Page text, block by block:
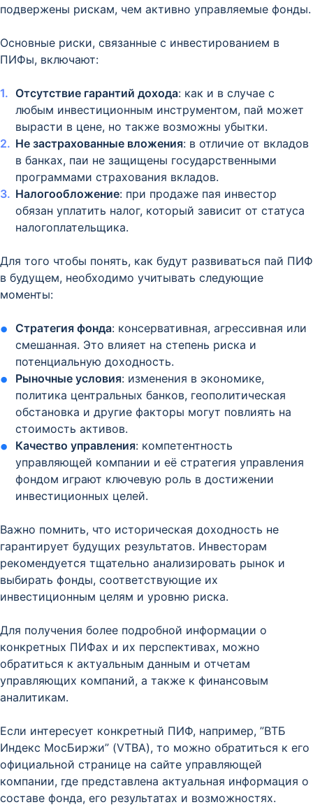
подвержены рискам, чем активно управляемые фонды.
Основные риски, связанные с инвестированием в
ПИФы, включают:
Отсутствие гарантий дохода: как и в случае с
любым инвестиционным инструментом, пай может
вырасти в цене, но также возможны убытки.
Не застрахованные вложения: в отличие от вкладов
в банках, паи не защищены государственными
программами страхования вкладов.
Налогообложение: при продаже пая инвестор
обязан уплатить налог, который зависит от статуса
налогоплательщика.
Для того чтобы понять, как будут развиваться пай ПИФ
в будущем, необходимо учитывать следующие
моменты:
Стратегия фонда: консервативная, агрессивная или
смешанная. Это влияет на степень риска и
потенциальную доходность.
Рыночные условия: изменения в экономике,
политика центральных банков, геополитическая
обстановка и другие факторы могут повлиять на
стоимость активов.
Качество управления: компетентность
управляющей компании и её стратегия управления
фондом играют ключевую роль в достижении
инвестиционных целей.
Важно помнить, что историческая доходность не
гарантирует будущих результатов. Инвесторам
рекомендуется тщательно анализировать рынок и
выбирать фонды, соответствующие их
инвестиционным целям и уровню риска.
Для получения более подробной информации о
конкретных ПИФах и их перспективах, можно
обратиться к актуальным данным и отчетам
управляющих компаний, а также к финансовым
аналитикам.
Если интересует конкретный ПИФ, например, ”ВТБ
Индекс МосБиржи” (VTBA), то можно обратиться к его
официальной странице на сайте управляющей
компании, где представлена актуальная информация о
составе фонда, его результатах и возможностях.